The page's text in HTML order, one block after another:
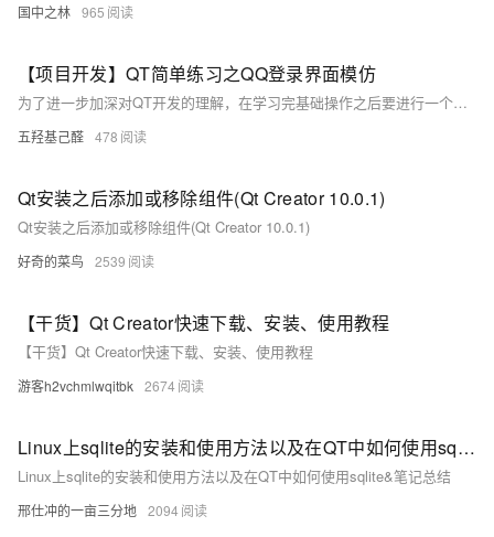
国中之林 965
【项目开发】QT简单练习之QQ登录界面模仿
为了进一步加深对QT开发的理解，在学习完基础操作之后要进行一个简单的练习。
五羟基己醛 478
Qt安装之后添加或移除组件(Qt Creator 10.0.1)
Qt安装之后添加或移除组件(Qt Creator 10.0.1)
好奇的菜鸟 2539
【干货】Qt Creator快速下载、安装、使用教程
【干货】Qt Creator快速下载、安装、使用教程
游客h2vchmlwqitbk 2674
Linux上sqlite的安装和使用方法以及在QT中如何使用sqlite&笔记总结
Linux上sqlite的安装和使用方法以及在QT中如何使用sqlite&笔记总结
邢仕冲的一亩三分地 2094